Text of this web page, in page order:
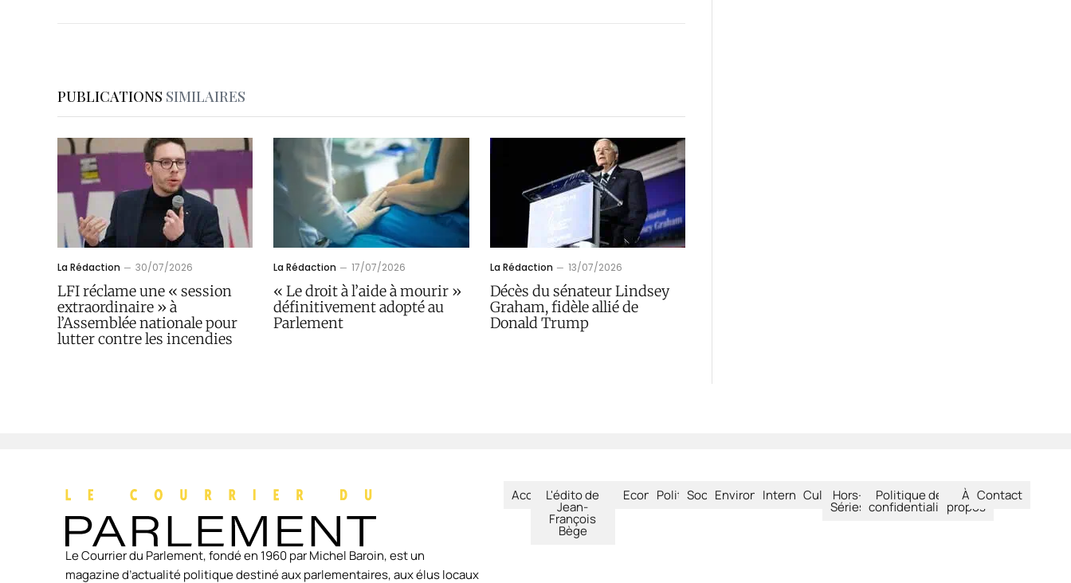
PUBLICATIONS SIMILAIRES
La Rédaction 30/07/2026
LFI réclame une « session
extraordinaire » à
l’Assemblée nationale pour
lutter contre les incendies
La Rédaction 17/07/2026
« Le droit à l’aide à mourir »
définitivement adopté au
Parlement
La Rédaction 13/07/2026
Décès du sénateur Lindsey
Graham, fidèle allié de
Donald Trump
Le Courrier du Parlement, fondé en 1960 par Michel Baroin, est un
magazine d’actualité politique destiné aux parlementaires, aux élus locaux
AccueilL'édito de
Jean-
François
Bège
EconomiePolitiqueSociétéEnvironnementInternational
CultureHors-
Séries
Politique de
confidentialité
À
propos
Contact